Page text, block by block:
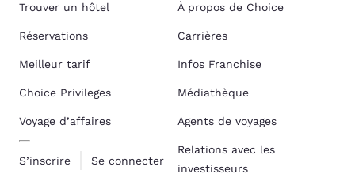
Trouver un hôtel
Réservations
Meilleur tarif
Choice Privileges
Voyage d’affaires
S’inscrire Se connecter
À propos de Choice
Carrières
Infos Franchise
Médiathèque
Agents de voyages
Relations avec les
investisseurs